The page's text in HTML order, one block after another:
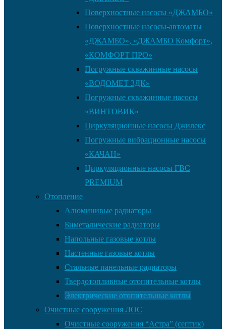
Поверхностные насосы «ДЖАМБО»
Поверхностные насосы-автоматы
«ДЖАМБО», «ДЖАМБО Комфорт»,
«КОМФОРТ ПРО»
Погружные скважинные насосы
«ВОДОМЕТ 3ДК»
Погружные скважинные насосы
«ВИНТОВИК»
Циркуляционные насосы Джилекс
Погружные вибрационные насосы
«КАЧАН»
Циркуляционные насосы ГВС
PREMIUM
Отопление
Алюминивые радиаторы
Биметалические радиаторы
Напольные газовые котлы
Настенные газовые котлы
Стальные панельные радиаторы
Твердотопливные отопительные котлы
Электрические отопительные котлы
Очистные сооружения ЛОС
Очистные сооружения “Астра” (септик)